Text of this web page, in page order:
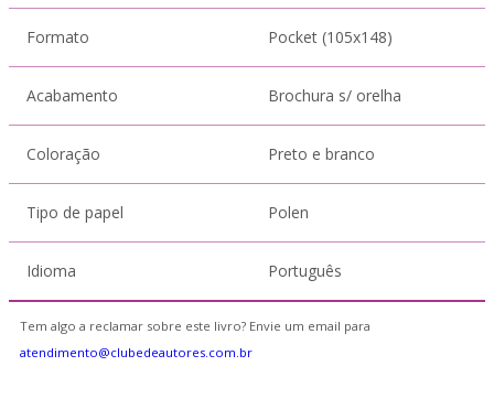
Formato Pocket (105x148)
Acabamento Brochura s/ orelha
Coloração Preto e branco
Tipo de papel Polen
Idioma Português
Tem algo a reclamar sobre este livro? Envie um email para
atendimento@clubedeautores.com.br